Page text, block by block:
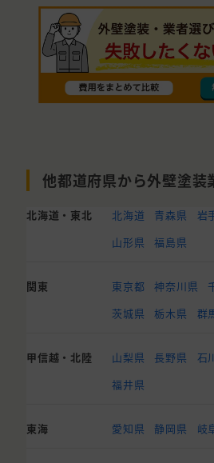
他都道府県から外壁塗装
北海道・東北 北海道 青森県 岩
山形県
福島県
関東 東京都 神奈川県
茨城県
栃木県 群
甲信越・北陸 山梨県 長野県 石
福井県
東海 愛知県 静岡県 岐